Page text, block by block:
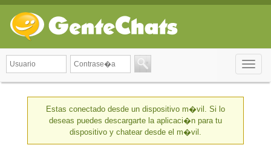
Toggle
Estas conectado desde un dispositivo m�vil. Si lo
deseas puedes descargarte la aplicaci�n para tu
dispositivo y chatear desde el m�vil.